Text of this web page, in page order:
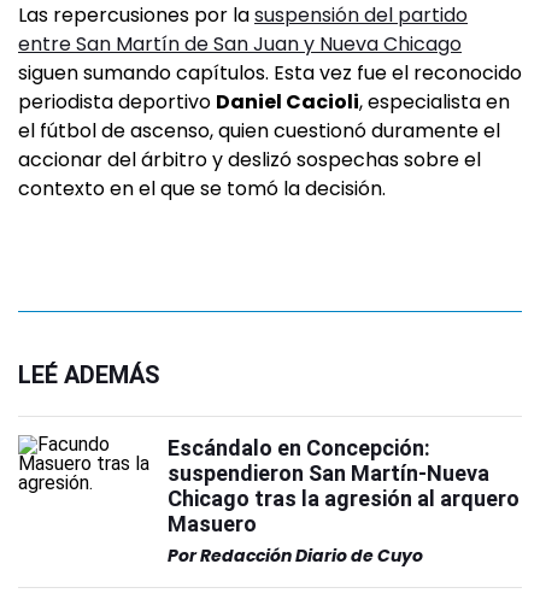
Las repercusiones por lasuspensión del partido
entre San Martín de San Juan y Nueva Chicago
siguen sumando capítulos. Esta vez fue el reconocido
periodista deportivo Daniel Cacioli, especialista en
el fútbol de ascenso, quien cuestionó duramente el
accionar del árbitro y deslizó sospechas sobre el
contexto en el que se tomó la decisión.
LEÉ ADEMÁS
Escándalo en Concepción:
suspendieron San Martín-Nueva
Chicago tras la agresión al arquero
Masuero
PorRedacción Diario de Cuyo